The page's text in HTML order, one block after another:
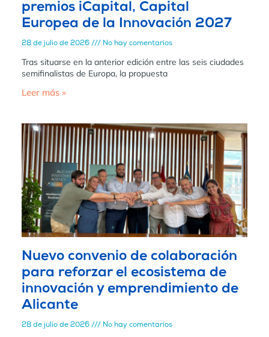
premios iCapital, Capital
Europea de la Innovación 2027
28 de julio de 2026 No hay comentarios
Tras situarse en la anterior edición entre las seis ciudades
semifinalistas de Europa, la propuesta
Leer más »
Nuevo convenio de colaboración
para reforzar el ecosistema de
innovación y emprendimiento de
Alicante
28 de julio de 2026 No hay comentarios